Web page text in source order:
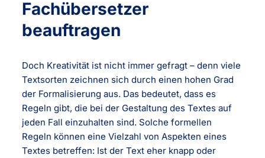
Fachübersetzer
beauftragen
Doch Kreativität ist nicht immer gefragt – denn viele
Textsorten zeichnen sich durch einen hohen Grad
der Formalisierung aus. Das bedeutet, dass es
Regeln gibt, die bei der Gestaltung des Textes auf
jeden Fall einzuhalten sind. Solche formellen
Regeln können eine Vielzahl von Aspekten eines
Textes betreffen: Ist der Text eher knapp oder